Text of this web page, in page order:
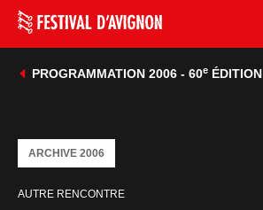
PROGRAMMATION 2006 - 60eÉDITION
AUTRE RENCONTRE
ARCHIVE 2006